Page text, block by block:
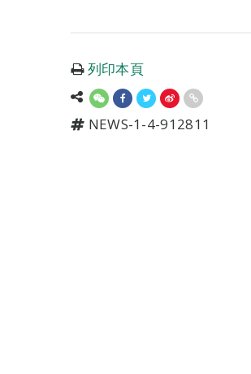
列印本頁
NEWS-1-4-912811